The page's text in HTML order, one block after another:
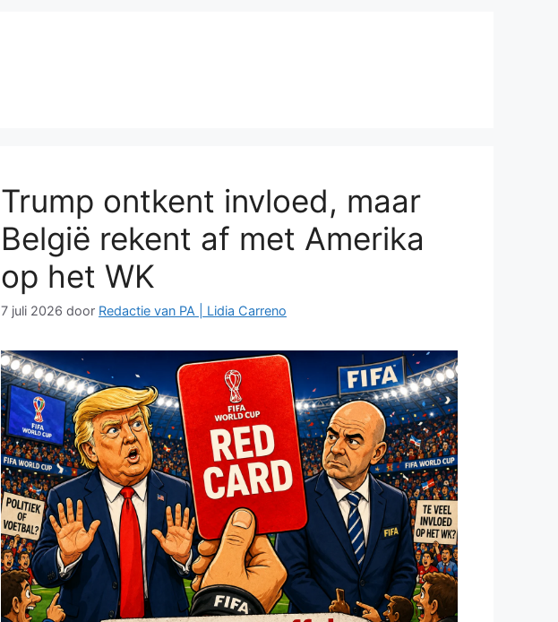
Trump ontkent invloed, maar
België rekent af met Amerika
op het WK
7 juli 2026 door Redactie van PA | Lidia Carreno